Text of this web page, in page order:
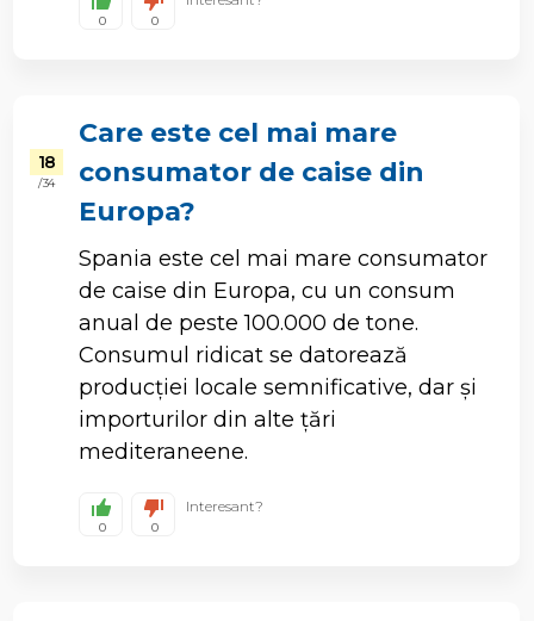
0 0
18
/ 34
Care este cel mai mare
consumator de caise din
Europa?
Spania este cel mai mare consumator
de caise din Europa, cu un consum
anual de peste 100.000 de tone.
Consumul ridicat se datorează
producției locale semnificative, dar și
importurilor din alte țări
mediteraneene.
0 0
Interesant?